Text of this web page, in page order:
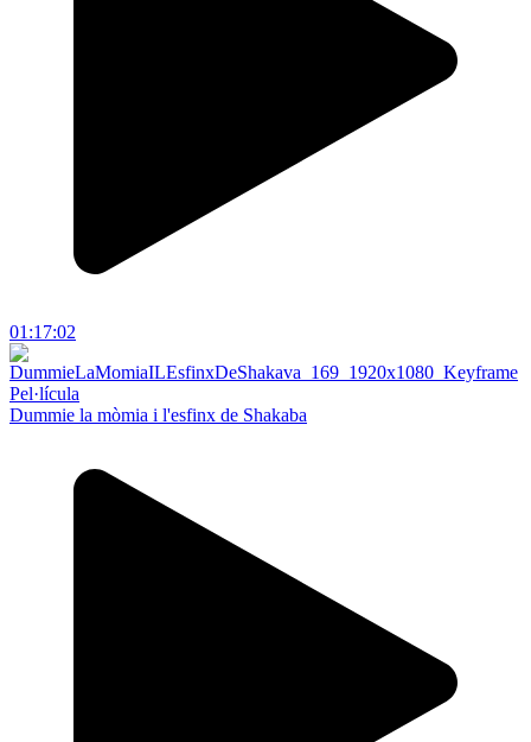
01:17:02
Pel·lícula
Dummie la mòmia i l'esfinx de Shakaba